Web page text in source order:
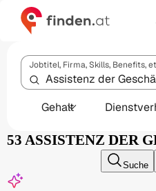
Jobtitel, Firma, Skills, Benefits,
Gehalt
53 ASSISTENZ DER
Suche